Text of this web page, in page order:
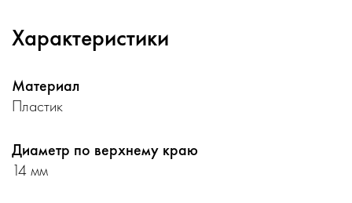
Характеристики
Материал
Пластик
Диаметр по верхнему краю
14 мм